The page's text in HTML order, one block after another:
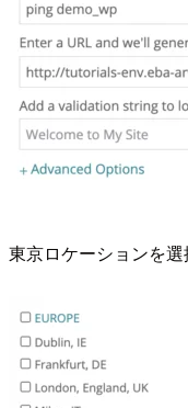
東京ロケーションを選